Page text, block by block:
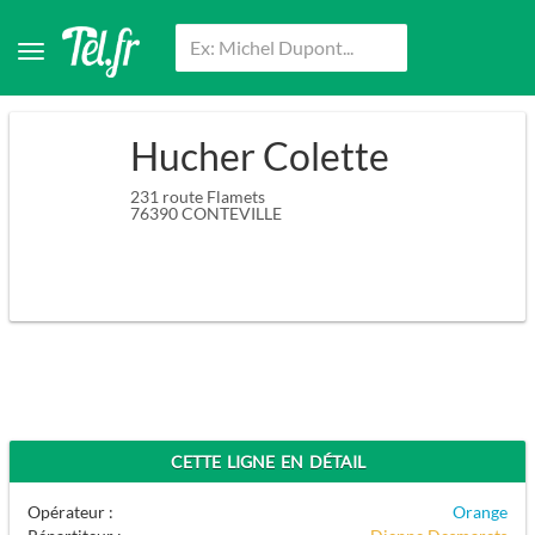
Hucher Colette
231 route Flamets
76390CONTEVILLE
CETTE LIGNE EN DÉTAIL
Opérateur :
Orange